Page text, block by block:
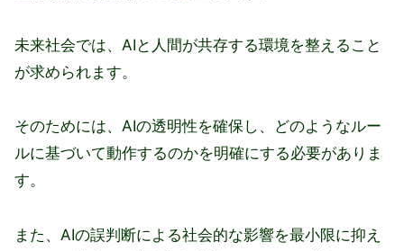
未来社会では、AIと人間が共存する環境を整えること
が求められます。
そのためには、AIの透明性を確保し、どのようなルー
ルに基づいて動作するのかを明確にする必要がありま
す。
また、AIの誤判断による社会的な影響を最小限に抑え